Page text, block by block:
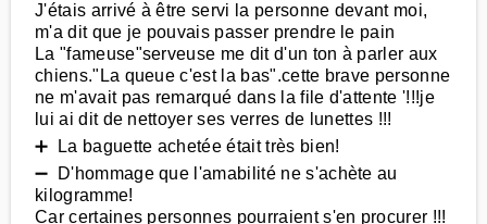
J'étais arrivé à être servi la personne devant moi,
m'a dit que je pouvais passer prendre le pain
La "fameuse"serveuse me dit d'un ton à parler aux
chiens."La queue c'est la bas".cette brave personne
ne m'avait pas remarqué dans la file d'attente '!!!je
lui ai dit de nettoyer ses verres de lunettes !!!
➕ La baguette achetée était très bien!
➖ D'hommage que l'amabilité ne s'achète au
kilogramme!
Car certaines personnes pourraient s'en procurer !!!